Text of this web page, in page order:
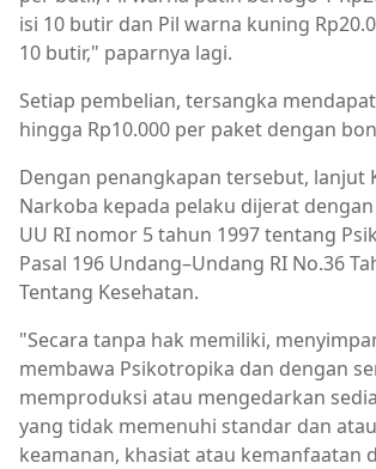
isi 10 butir dan Pil warna kuning
10 butir," paparnya lagi.
Setiap pembelian, tersangka
hingga Rp10.000 per paket dengan
Dengan penangkapan tersebut, lanjut
Narkoba kepada pelaku dijerat dengan
UU RI nomor 5 tahun 1997 tentang
Pasal 196 Undang–Undang RI No.36
Tentang Kesehatan.
"Secara tanpa hak memiliki,
membawa Psikotropika dan dengan
memproduksi atau mengedarkan
yang tidak memenuhi standar dan
keamanan, khasiat atau kemanfaatan